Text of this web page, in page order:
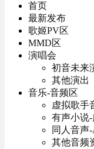
首页
最新发布
歌姬PV区
MMD区
演唱会
初音未来
其他演出
音乐-音频区
虚拟歌手
有声小说-
同人音声
其他音频